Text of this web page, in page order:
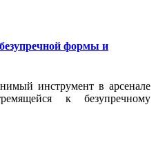
формы и
инструмент в арсенале
к безупречному